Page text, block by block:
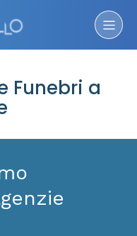
Funebri a